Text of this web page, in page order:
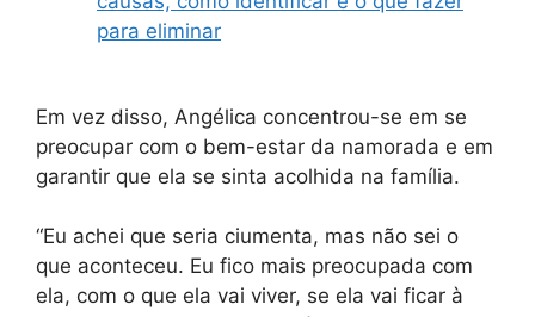
para eliminar
Em vez disso, Angélica concentrou-se em se
preocupar com o bem-estar da namorada e em
garantir que ela se sinta acolhida na família.
“Eu achei que seria ciumenta, mas não sei o
que aconteceu. Eu fico mais preocupada com
ela, com o que ela vai viver, se ela vai ficar à